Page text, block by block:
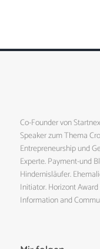
Co-Founder von
Speaker zum Thema
Entrepreneurship und
Experte. Payment-und
Hindernisläufer.
Initiator. Horizont
Information and